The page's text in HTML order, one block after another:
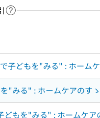
ヘルプページへのリンク
ワードで目次内を検索
子どもを"みる" : ホーム
"みる" : ホームケアのす
もを"みる" : ホームケア